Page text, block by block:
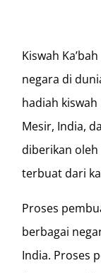
Kiswah
negara di
hadiah kiswah
Mesir, India,
diberikan
terbuat dari
Proses
berbagai
India. Proses